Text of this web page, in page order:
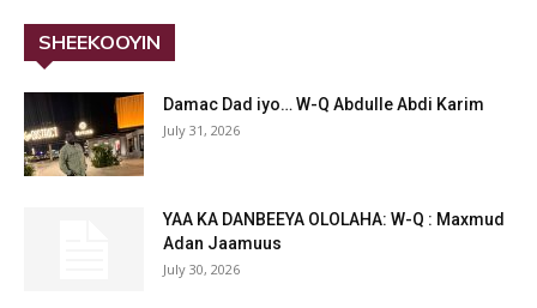
SHEEKOOYIN
Damac Dad iyo… W-Q Abdulle Abdi Karim
July 31, 2026
YAA KA DANBEEYA OLOLAHA: W-Q : Maxmud
Adan Jaamuus
July 30, 2026